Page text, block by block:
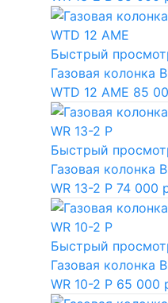
Быстрый
Газовая колонка
WTD 12 AME 85
Быстрый
Газовая колонка
WR 13-2 P 74 000
Быстрый
Газовая колонка
WR 10-2 P 65 000